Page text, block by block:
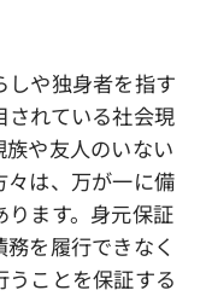
や独身者を指す
されている社会現
や友人のいない
々は、万が一に備
ります。身元保証
を履行できなく
ことを保証する